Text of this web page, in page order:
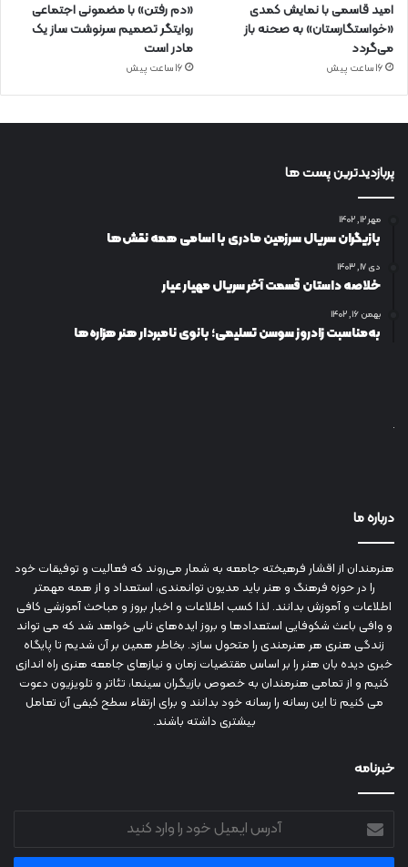
امید قاسمی با نمایش کمدی
«خواستگارستان» به صحنه باز
می‌گردد
16 ساعت پیش
«دم رفتن» با مضمونی اجتماعی
روایتگر تصمیم سرنوشت ساز یک
مادر است
16 ساعت پیش
پربازدیدترین پست ها
مهر ۱۲, ۱۴۰۲
بازیگران سریال سرزمین مادری با اسامی همه نقش‌ها
دی ۱۷, ۱۴۰۳
خلاصه داستان قسمت آخر سریال مهیار عیار
بهمن ۱۶, ۱۴۰۲
به‌مناسبت زادروز سوسن تسلیمی؛ بانوی نامبردار هنر هزاره‌ها
درباره ما
هنرمندان از اقشار فرهیخته جامعه به شمار می‌روند که فعالیت و توفیقات خود
را در حوزه فرهنگ و هنر باید مدیون توانمندی، استعداد و از همه مهمتر
اطلاعات و آموزش بدانند. لذا کسب اطلاعات و اخبار بروز و مباحث آموزشی کافی
و وافی باعث شکوفایی استعدادها و بروز ایده‌های نابی خواهد شد که می تواند
زندگی هنری هر هنرمندی را متحول سازد. بخاطر همین بر آن شدیم تا پایگاه
خبری دیده بان هنر را بر اساس مقتضیات زمان و نیازهای جامعه هنری راه اندازی
کنیم و از تمامی هنرمندان به خصوص بازیگران سینما، تئاتر و تلویزیون دعوت
می کنیم تا این رسانه را رسانه خود بدانند و برای ارتقاء سطح کیفی آن تعامل
بیشتری داشته باشند.
خبرنامه
آدرس
ایمیل
خود